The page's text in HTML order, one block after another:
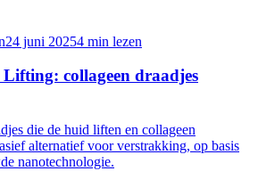
24 juni 20254 min lezen
collageen draadjes
die de huid liften en collageen
alternatief voor verstrakking, op basis
nanotechnologie.